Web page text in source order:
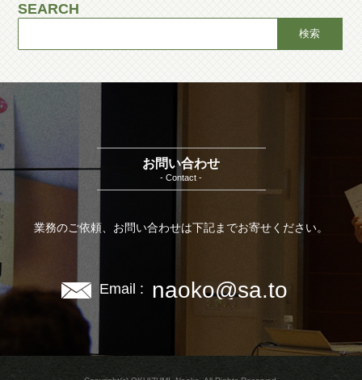
SEARCH
お問い合わせ
- Contact -
業務のご依頼、お問い合わせは下記までお寄せください。
Email : naoko@sa.to